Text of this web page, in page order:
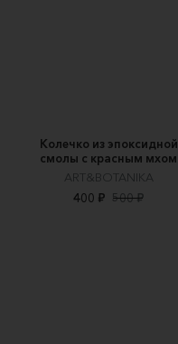
Колечко из эпоксидной
смолы с красным мхом
ART&BOTANIKA
400 ₽ 500 ₽